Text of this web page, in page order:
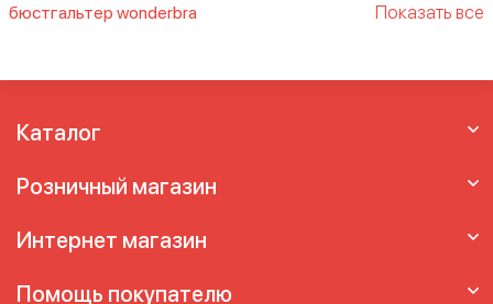
бюстгальтер wonderbra
Показать все
Каталог
Розничный магазин
Интернет магазин
Помощь покупателю